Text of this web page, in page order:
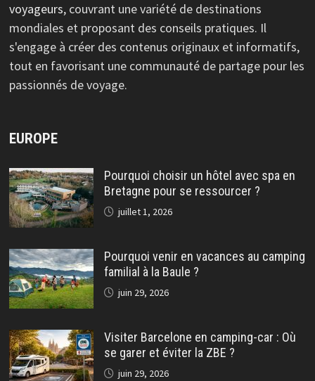
voyageurs, couvrant une variété de destinations
mondiales et proposant des conseils pratiques. Il
s'engage à créer des contenus originaux et informatifs,
tout en favorisant une communauté de partage pour les
passionnés de voyage.
EUROPE
Pourquoi choisir un hôtel avec spa en
Bretagne pour se ressourcer ?
juillet 1, 2026
Pourquoi venir en vacances au camping
familial à la Baule ?
juin 29, 2026
Visiter Barcelone en camping-car : Où
se garer et éviter la ZBE ?
juin 29, 2026